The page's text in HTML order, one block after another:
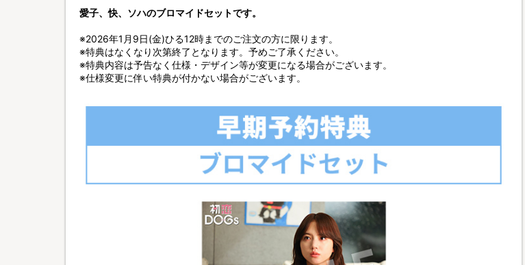
愛子、快、ソハのブロマイドセットです。
※2026年1月9日(金)ひる12時までのご注文の方に限ります。
※特典はなくなり次第終了となります。予めご了承ください。
※特典内容は予告なく仕様・デザイン等が変更になる場合がございます。
※仕様変更に伴い特典が付かない場合がございます。